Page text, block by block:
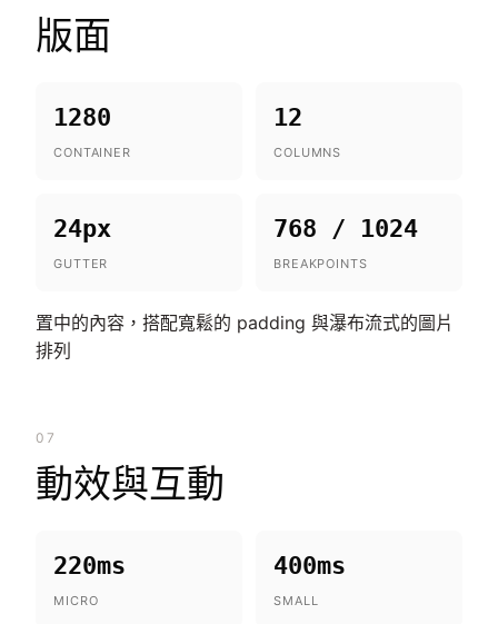
版面
1280
CONTAINER
12
COLUMNS
24px
GUTTER
768 / 1024
BREAKPOINTS
置中的內容，搭配寬鬆的 padding 與瀑布流式的圖片
排列
07
動效與互動
220ms
MICRO
400ms
SMALL